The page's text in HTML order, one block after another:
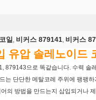
일 , 비커스 879141, 비커스
유압 솔레노이드
879143으로 똑같습니다. 수력
는 단단한 메탈코레 주위에 팽팽
의 방법을 만드는지 삽입되거나